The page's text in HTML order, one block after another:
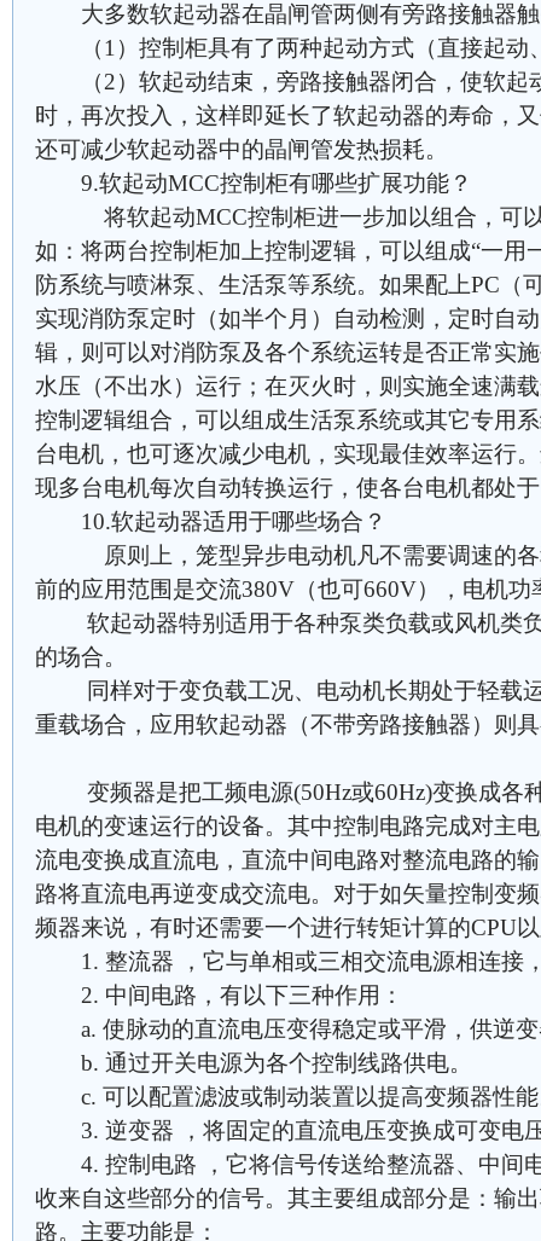
大多数软起动器在晶闸管两侧有旁路接触器触
（1）控制柜具有了两种起动方式（直接起动
（2）软起动结束，旁路接触器闭合，使软起
时，再次投入，这样即延长了软起动器的寿命，
还可减少软起动器中的晶闸管发热损耗。
9.软起动MCC控制柜有哪些扩展功能？
将软起动MCC控制柜进一步加以组合，可以
如：将两台控制柜加上控制逻辑，可以组成“一用
防系统与喷淋泵、生活泵等系统。如果配上PC（
实现消防泵定时（如半个月）自动检测，定时自
辑，则可以对消防泵及各个系统运转是否正常实
水压（不出水）运行；在灭火时，则实施全速满
控制逻辑组合，可以组成生活泵系统或其它专用
台电机，也可逐次减少电机，实现最佳效率运行
现多台电机每次自动转换运行，使各台电机都处
10.软起动器适用于哪些场合？
原则上，笼型异步电动机凡不需要调速的各
前的应用范围是交流380V（也可660V），电机功
软起动器特别适用于各种泵类负载或风机类
的场合。
同样对于变负载工况、电动机长期处于轻载
重载场合，应用软起动器（不带旁路接触器）则
变频器是把工频电源(50Hz或60Hz)变换成各
电机的变速运行的设备。其中控制电路完成对主
流电变换成直流电，直流中间电路对整流电路的
路将直流电再逆变成交流电。对于如矢量控制变
频器来说，有时还需要一个进行转矩计算的CPU
1. 整流器 ，它与单相或三相交流电源相连接
2. 中间电路，有以下三种作用：
a. 使脉动的直流电压变得稳定或平滑，供逆变
b. 通过开关电源为各个控制线路供电。
c. 可以配置滤波或制动装置以提高变频器性
3. 逆变器 ，将固定的直流电压变换成可变电
4. 控制电路 ，它将信号传送给整流器、中间
收来自这些部分的信号。其主要组成部分是：输
路。主要功能是：